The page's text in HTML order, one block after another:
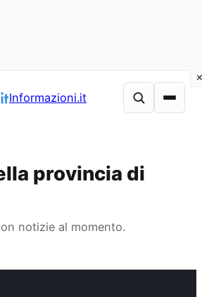
Informazioni.it
provincia di
notizie al momento.